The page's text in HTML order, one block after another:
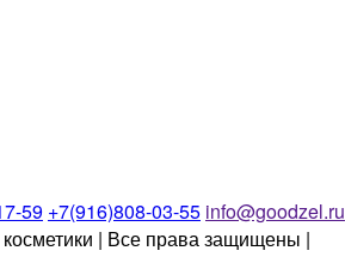
59 +7(916)808-03-55 info@goodzel.ru
| Все права защищены |